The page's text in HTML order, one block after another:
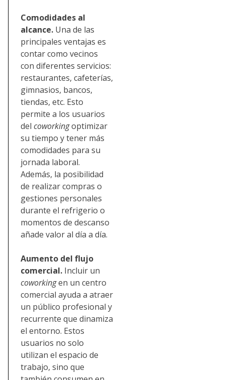
Comodidades al
alcance. Una de las
principales ventajas es
contar como vecinos
con diferentes servicios:
restaurantes, cafeterías,
gimnasios, bancos,
tiendas, etc. Esto
permite a los usuarios
del coworkingoptimizar
su tiempo y tener más
comodidades para su
jornada laboral.
Además, la posibilidad
de realizar compras o
gestiones personales
durante el refrigerio o
momentos de descanso
añade valor al día a día.
Aumento del flujo
comercial. Incluir un
coworkingen un centro
comercial ayuda a atraer
un público profesional y
recurrente que dinamiza
el entorno. Estos
usuarios no solo
utilizan el espacio de
trabajo, sino que